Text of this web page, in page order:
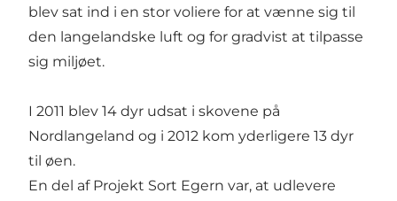
blev sat ind i en stor voliere for at vænne sig til
den langelandske luft og for gradvist at tilpasse
sig miljøet.
I 2011 blev 14 dyr udsat i skovene på
Nordlangeland og i 2012 kom yderligere 13 dyr
til øen.
En del af Projekt Sort Egern var, at udlevere